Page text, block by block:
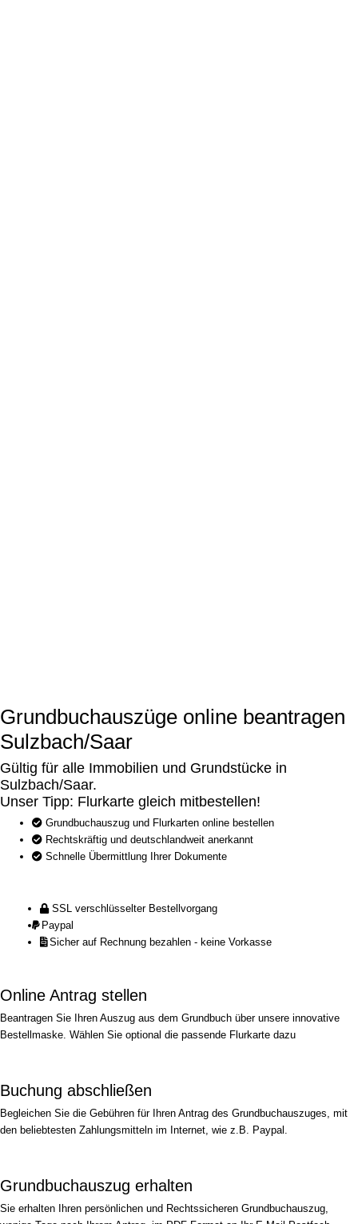
Grundbuchauszüge online beantragen
Sulzbach/Saar
Gültig für alle Immobilien und Grundstücke in
Sulzbach/Saar.
Unser Tipp: Flurkarte gleich mitbestellen!
Grundbuchauszug und Flurkarten online bestellen
Rechtskräftig und deutschlandweit anerkannt
Schnelle Übermittlung Ihrer Dokumente
SSL verschlüsselter Bestellvorgang
Paypal
Sicher auf Rechnung bezahlen - keine Vorkasse
Online Antrag stellen
Beantragen Sie Ihren Auszug aus dem Grundbuch über unsere innovative
Bestellmaske. Wählen Sie optional die passende Flurkarte dazu
Buchung abschließen
Begleichen Sie die Gebühren für Ihren Antrag des Grundbuchauszuges, mit
den beliebtesten Zahlungsmitteln im Internet, wie z.B. Paypal.
Grundbuchauszug erhalten
Sie erhalten Ihren persönlichen und Rechtssicheren Grundbuchauszug,